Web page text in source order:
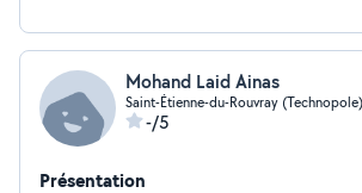
Mohand Laid Ainas
Saint-Étienne-du-Rouvray (Technopole)
-/5
Présentation